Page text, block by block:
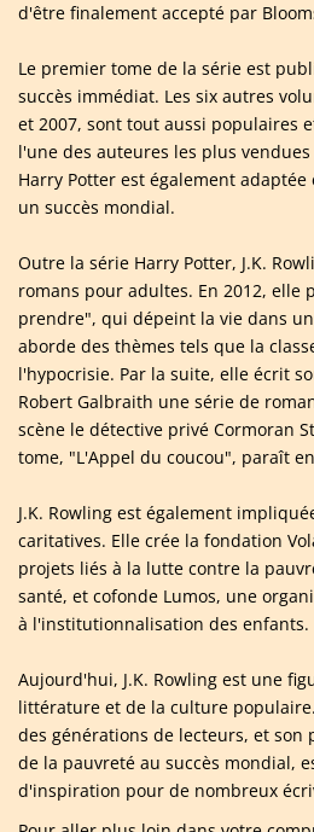
d'être finalement accepté par
Le premier tome de la série est
succès immédiat. Les six autres
et 2007, sont tout aussi populaires
l'une des auteures les plus
Harry Potter est également
un succès mondial.
Outre la série Harry Potter, J.K.
romans pour adultes. En 2012, elle
prendre", qui dépeint la vie dans
aborde des thèmes tels que la
l'hypocrisie. Par la suite, elle écrit
Robert Galbraith une série de
scène le détective privé Cormoran
tome, "L'Appel du coucou", paraît
J.K. Rowling est également
caritatives. Elle crée la fondation
projets liés à la lutte contre la
santé, et cofonde Lumos, une
à l'institutionnalisation des enfants.
Aujourd'hui, J.K. Rowling est une
littérature et de la culture
des générations de lecteurs, et son
de la pauvreté au succès mondial,
d'inspiration pour de nombreux